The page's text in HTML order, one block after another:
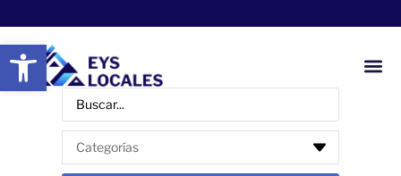
Abrir barra de herramientas